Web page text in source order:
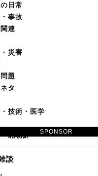
SPONSOR
日常
事故
連
災害
題
タ
技術・医学
北朝鮮
談